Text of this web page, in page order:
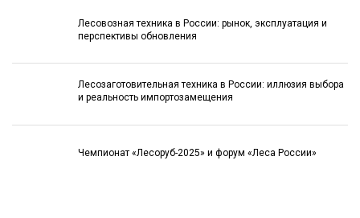
Лесовозная техника в России: рынок, эксплуатация и
перспективы обновления
Лесозаготовительная техника в России: иллюзия выбора
и реальность импортозамещения
Чемпионат «Лесоруб-2025» и форум «Леса России»